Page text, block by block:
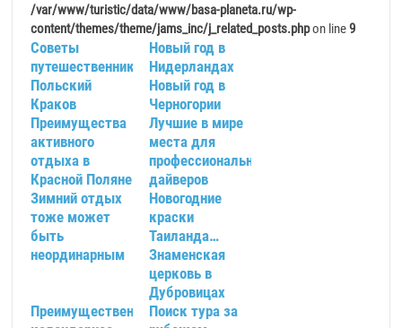
/var/www/turistic/data/www/basa-planeta.ru/wp-
content/themes/theme/jams_inc/j_related_posts.phpon line9
Советы
путешественнику.
Польский
Краков
Новый год в
Нидерландах
Новый год в
Черногории
Преимущества
активного
отдыха в
Красной Поляне
Лучшие в мире
места для
профессиональных
дайверов
Зимний отдых
тоже может
быть
неординарным
Новогодние
краски
Таиланда…
Знаменская
церковь в
Дубровицах
ПреимущественноеПоиск тура за